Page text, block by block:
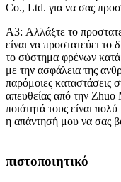
Co., Ltd. για να σας
A3: Αλλάξτε το
είναι να προστατεύει το
το σύστημα φρένων κατά
με την ασφάλεια της
παρόμοιες καταστάσεις
απευθείας από την
ποιότητά τους είναι
η απάντησή μου να σας
πιστοποιητικό